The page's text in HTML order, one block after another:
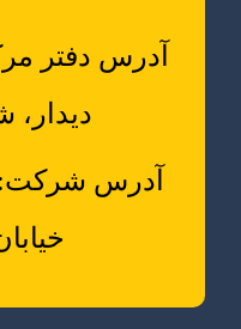
آدرس دفتر
دیدار،
آدرس شرکت: